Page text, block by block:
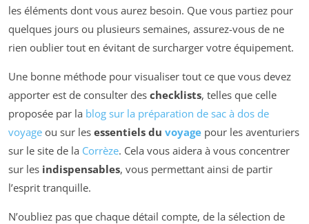
les éléments dont vous aurez besoin. Que vous partiez pour
quelques jours ou plusieurs semaines, assurez-vous de ne
rien oublier tout en évitant de surcharger votre équipement.
Une bonne méthode pour visualiser tout ce que vous devez
apporter est de consulter des checklists, telles que celle
proposée par la blog sur la préparation de sac à dos de
voyage ou sur les essentiels du voyage pour les aventuriers
sur le site de la Corrèze. Cela vous aidera à vous concentrer
sur les indispensables, vous permettant ainsi de partir
l’esprit tranquille.
N’oubliez pas que chaque détail compte, de la sélection de